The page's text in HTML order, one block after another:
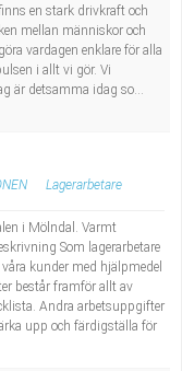
en stark drivkraft och
mellan människor och
vardagen enklare för alla
i allt vi gör. Vi
är detsamma idag so...
Lagerarbetare
i Mölndal. Varmt
Som lagerarbetare
kunder med hjälpmedel
består framför allt av
Andra arbetsuppgifter
upp och färdigställa för